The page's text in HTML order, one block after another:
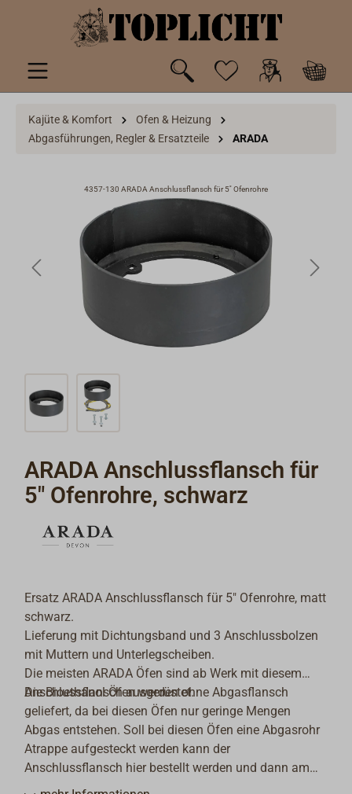
springen
Kajüte & Komfort
Ofen & Heizung
Abgasführungen, Regler & Ersatzteile
ARADA
4357-130 ARADA Anschlussflansch für 5'' Ofenrohre
ARADA Anschlussflansch für
5" Ofenrohre, schwarz
Ersatz ARADA Anschlussflansch für 5" Ofenrohre, matt
schwarz.
Lieferung mit Dichtungsband und 3 Anschlussbolzen
mit Muttern und Unterlegscheiben.
Die meisten ARADA Öfen sind ab Werk mit diesem
Anschlussflansch ausgerüstet.
Die Bioethanol Öfen werden ohne Abgasflansch
geliefert, da bei diesen Öfen nur geringe Mengen
Abgas entstehen. Soll bei diesen Öfen eine Abgasrohr
Atrappe aufgesteckt werden kann der
Anschlussflansch hier bestellt werden und dann am
Ofen gegen die Stahlplatte auf der Ofenoberfläche